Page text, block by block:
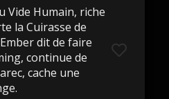
Vide Humain, riche
la Cuirasse de
dit de faire
continue de
cache une